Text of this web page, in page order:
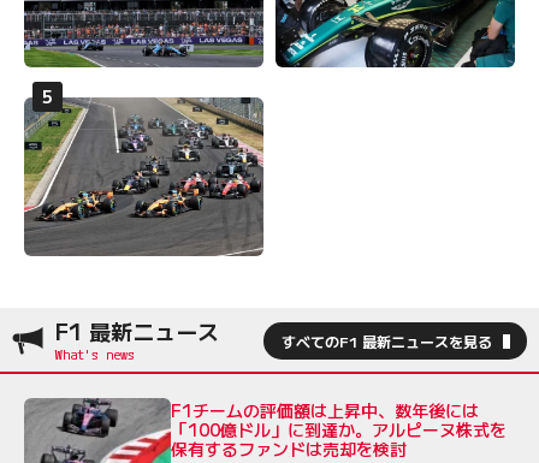
F1 最新ニュース すべてのF1 最新ニュースを見る
F1チームの評価額は上昇中、数年後には
「100億ドル」に到達か。アルピーヌ株式を
保有するファンドは売却を検討